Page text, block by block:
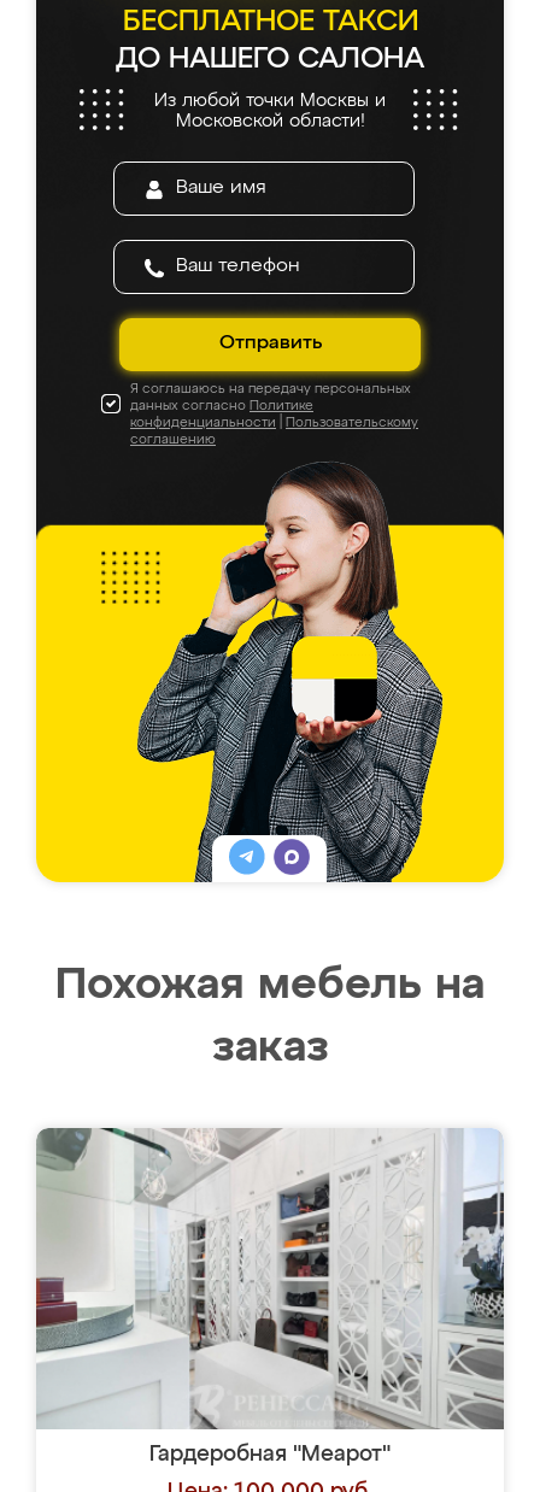
БЕСПЛАТНОЕ ТАКСИ
ДО НАШЕГО САЛОНА
Из любой точки Москвы и
Московской области!
Отправить
Я соглашаюсь на передачу персональных
данных согласно Политике
конфиденциальности
Пользовательскому
соглашению
Похожая мебель на
заказ
Гардеробная "Меарот"